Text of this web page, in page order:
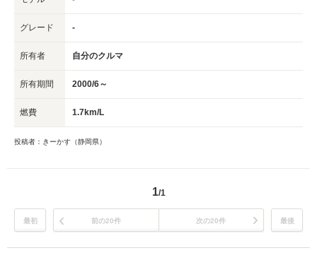
グレード -
所有者 自分のクルマ
所有期間 2000/6～
燃費 1.7km/L
投稿者：きーかす（静岡県）
1/1
最初 前の20件 次の20件 最後